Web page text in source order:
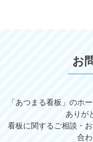
お
「あつまる看板」のホ
ありが
看板に関するご相談・
合